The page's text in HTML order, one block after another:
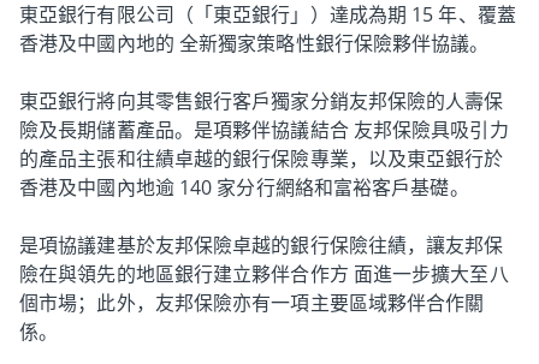
東亞銀行有限公司（「東亞銀行」）達成為期 15 年、覆蓋
香港及中國內地的 全新獨家策略性銀行保險夥伴協議。
東亞銀行將向其零售銀行客戶獨家分銷友邦保險的人壽保
險及長期儲蓄產品。是項夥伴協議結合 友邦保險具吸引力
的產品主張和往績卓越的銀行保險專業，以及東亞銀行於
香港及中國內地逾 140 家分行網絡和富裕客戶基礎。
是項協議建基於友邦保險卓越的銀行保險往績，讓友邦保
險在與領先的地區銀行建立夥伴合作方 面進一步擴大至八
個市場；此外，友邦保險亦有一項主要區域夥伴合作關
係。